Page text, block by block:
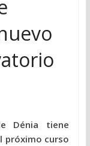
Dénia tiene
próximo curso